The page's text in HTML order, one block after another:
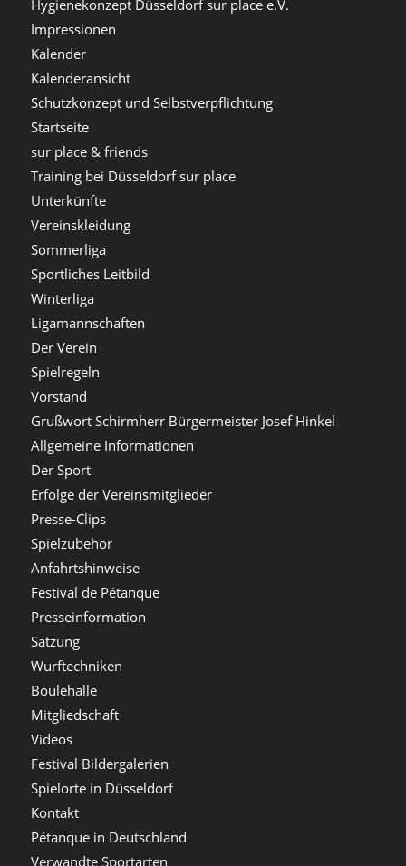
Hygienekonzept Düsseldorf sur place e.V.
Impressionen
Kalender
Kalenderansicht
Schutzkonzept und Selbstverpflichtung
Startseite
sur place & friends
Training bei Düsseldorf sur place
Unterkünfte
Vereinskleidung
Sommerliga
Sportliches Leitbild
Winterliga
Ligamannschaften
Der Verein
Spielregeln
Vorstand
Grußwort Schirmherr Bürgermeister Josef Hinkel
Allgemeine Informationen
Der Sport
Erfolge der Vereinsmitglieder
Presse-Clips
Spielzubehör
Anfahrtshinweise
Festival de Pétanque
Presseinformation
Satzung
Wurftechniken
Boulehalle
Mitgliedschaft
Videos
Festival Bildergalerien
Spielorte in Düsseldorf
Kontakt
Pétanque in Deutschland
Verwandte Sportarten